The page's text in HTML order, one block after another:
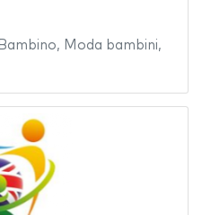
Bambino, Moda bambini,